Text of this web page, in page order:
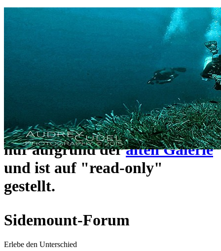
Das Sidemount-Forum ist auf
ein neues Forensystem
umgezogen und wie gewohnt
https://www.sidemount-
erreichbar.
Das alte Forum hier existiert
nur aufgrund deralten Galerie
und ist auf "read-only"
gestellt.
Sidemount-Forum
Erlebe den Unterschied